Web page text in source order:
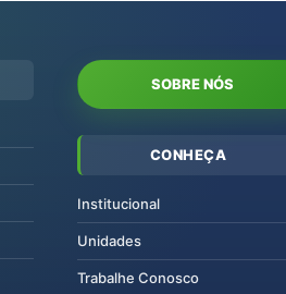
SOBRE NÓS
CONHEÇA
Institucional
Unidades
Trabalhe Conosco